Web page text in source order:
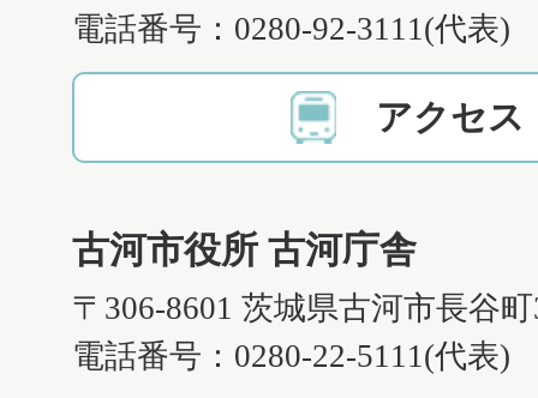
電話番号：0280-92-3111(代表)
アクセス
古河市役所 古河庁舎
〒306-8601 茨城県古河市長谷
電話番号：0280-22-5111(代表)